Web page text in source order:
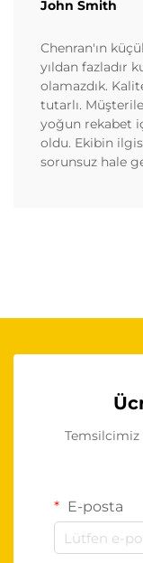
John Smith
Chenran'ın
yıldan fazladır
olamazdık.
tutarlı.
yoğun rekabet
oldu. Ekibin
sorunsuz hale
Temsilcimiz
E-posta